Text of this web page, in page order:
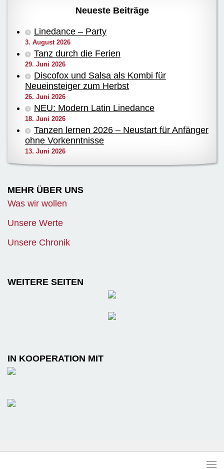
Neueste Beiträge
Linedance – Party
3. August 2026
Tanz durch die Ferien
29. Juni 2026
Discofox und Salsa als Kombi für
Neueinsteiger zum Herbst
26. Juni 2026
NEU: Modern Latin Linedance
18. Juni 2026
Tanzen lernen 2026 – Neustart für Anfänger
ohne Vorkenntnisse
13. Juni 2026
MEHR ÜBER UNS
Was wir wollen
Unsere Werte
Unsere Chronik
WEITERE SEITEN
IN KOOPERATION MIT